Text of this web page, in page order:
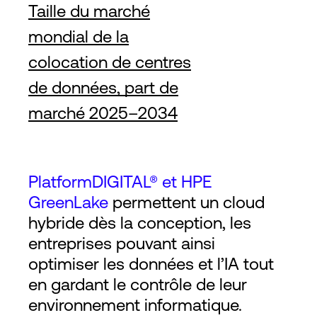
Taille du marché
mondial de la
colocation de centres
de données, part de
marché 2025–2034
PlatformDIGITAL® et HPE
GreenLake permettent un cloud
hybride dès la conception, les
entreprises pouvant ainsi
optimiser les données et l’IA tout
en gardant le contrôle de leur
environnement informatique.